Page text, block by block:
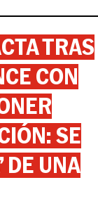
TRAS
CON
SE
DE UNA